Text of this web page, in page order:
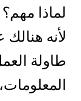
لماذا مهم؟
لأنه
طاولة